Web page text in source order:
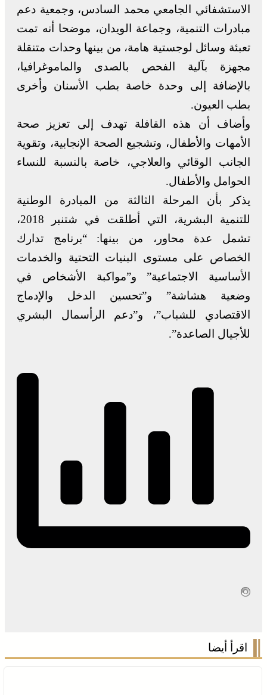
الاستشفائي الجامعي محمد السادس، وجمعية دعم
مبادرات التنمية، وجماعة الويدان، موضحا أنه تمت
تعبئة وسائل لوجستية هامة، من بينها وحدات متنقلة
مجهزة بآلية الفحص بالصدى والماموغرافيا،
بالإضافة إلى وحدة خاصة بطب الأسنان وأخرى
بطب العيون.
وأضاف أن هذه القافلة تهدف إلى تعزيز صحة
الأمهات والأطفال، وتشجيع الصحة الإنجابية، وتقوية
الجانب الوقائي والعلاجي، خاصة بالنسبة للنساء
الحوامل والأطفال.
يذكر بأن المرحلة الثالثة من المبادرة الوطنية
للتنمية البشرية، التي أطلقت في شتنبر 2018،
تشمل عدة محاور، من بينها: “برنامج تدارك
الخصاص على مستوى البنيات التحتية والخدمات
الأساسية الاجتماعية” و”مواكبة الأشخاص في
وضعية هشاشة” و”تحسين الدخل والإدماج
الاقتصادي للشباب”، و”دعم الرأسمال البشري
للأجيال الصاعدة”.
اقرأ أيضا